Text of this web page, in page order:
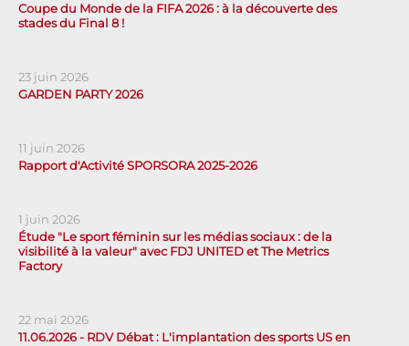
Coupe du Monde de la FIFA 2026 : à la découverte des
stades du Final 8 !
23 juin 2026
GARDEN PARTY 2026
11 juin 2026
Rapport d'Activité SPORSORA 2025-2026
1 juin 2026
Étude "Le sport féminin sur les médias sociaux : de la
visibilité à la valeur" avec FDJ UNITED et The Metrics
Factory
22 mai 2026
11.06.2026 - RDV Débat : L'implantation des sports US en